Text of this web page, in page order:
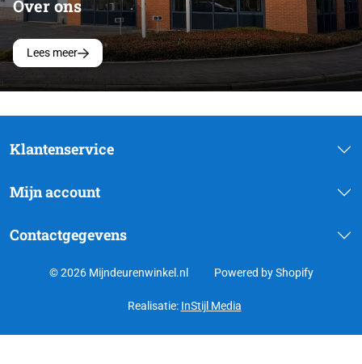
Over ons
Lees meer
Klantenservice
Mijn account
Contactgegevens
© 2026 Mijndeurenwinkel.nl Powered by Shopify
Realisatie: InStijl Media